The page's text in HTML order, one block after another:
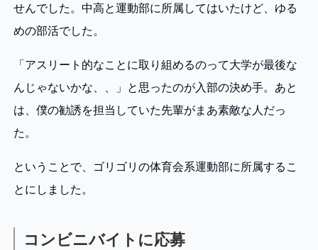
せんでした。中高と運動部に所属してはいたけど、ゆる
めの部活でした。
「アスリート的なことに取り組めるのって大学が最後な
んじゃないかな、、」と思ったのが入部の決め手。あと
は、僕の勧誘を担当していた先輩がまあ素敵な人だっ
た。
ということで、ゴリゴリの体育会系運動部に所属するこ
とにしました。
コンビニバイトに応募